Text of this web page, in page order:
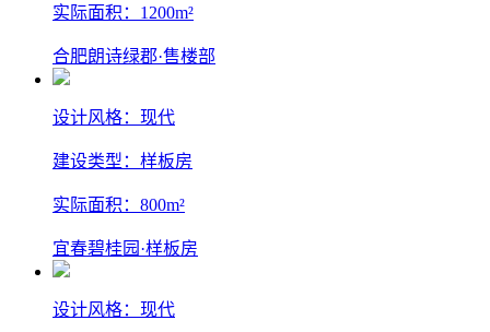
实际面积：1200m²
合肥朗诗绿郡·售楼部
设计风格：现代
建设类型：样板房
实际面积：800m²
宜春碧桂园·样板房
设计风格：现代